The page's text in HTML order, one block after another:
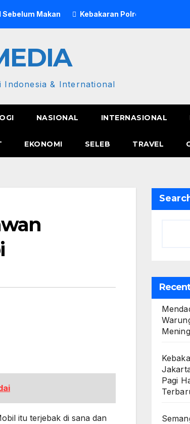
Makan Kebakaran Polres Metro
Indonesia & International
NASIONAL INTERNASIONAL
EKONOMI SELEB TRAVEL
itu terjebak di sana dan
Pagi